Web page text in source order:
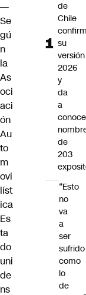
—
Se
gú
n
la
As
oci
aci
ón
Au
to
m
ovi
líst
ica
Es
ta
do
uni
de
ns
de
Chile
su
versión
2026
y
da
a
de
203
“Esto
no
va
a
ser
sufrido
como
lo
de